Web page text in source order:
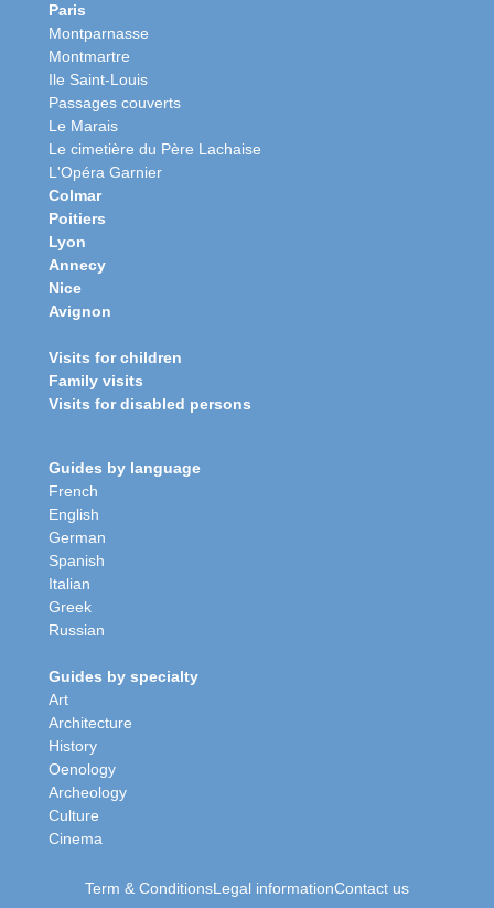
Paris
Montparnasse
Montmartre
Ile Saint-Louis
Passages couverts
Le Marais
Le cimetière du Père Lachaise
L'Opéra Garnier
Colmar
Poitiers
Lyon
Annecy
Nice
Avignon
Visits for children
Family visits
Visits for disabled persons
Guides by language
French
English
German
Spanish
Italian
Greek
Russian
Guides by specialty
Art
Architecture
History
Oenology
Archeology
Culture
Cinema
Term & ConditionsLegal informationContact us